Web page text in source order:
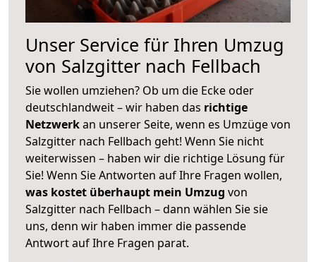
Unser Service für Ihren Umzug
von Salzgitter nach Fellbach
Sie wollen umziehen? Ob um die Ecke oder
deutschlandweit – wir haben das richtige
Netzwerkan unserer Seite, wenn es Umzüge von
Salzgitter nach Fellbach geht! Wenn Sie nicht
weiterwissen – haben wir die richtige Lösung für
Sie! Wenn Sie Antworten auf Ihre Fragen wollen,
was kostet überhaupt mein Umzug von
Salzgitter nach Fellbach – dann wählen Sie sie
uns, denn wir haben immer die passende
Antwort auf Ihre Fragen parat.